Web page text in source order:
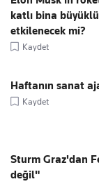
katlı bina
etkilenecek mi?
Kaydet
Haftanın sanat
Kaydet
Sturm Graz'dan
değil"